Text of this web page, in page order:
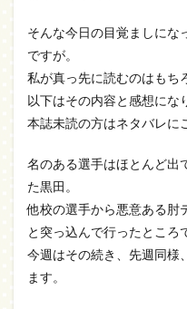
そんな今日の目覚ましにな
ですが。
私が真っ先に読むのはもち
以下はその内容と感想にな
本誌未読の方はネタバレに
名のある選手はほとんど出
た黒田。
他校の選手から悪意ある肘
と突っ込んで行ったところ
今週はその続き、先週同様
ます。